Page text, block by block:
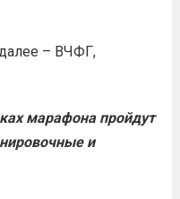
– ВЧФГ,
марафона пройдут
и